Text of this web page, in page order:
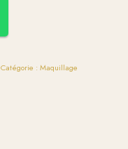
Catégorie : Maquillage